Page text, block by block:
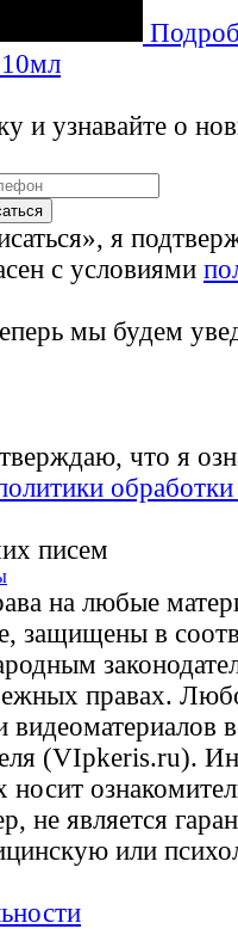
и узнавайте о
я
с условиями
мы будем
что я
писем
на любые
защищены в
правах.
видеоматериалов
(VIpkeris.ru).
носит
не является
или